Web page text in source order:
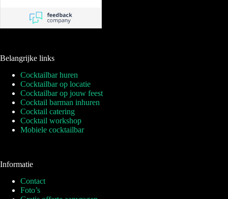
Belangrijke links
Cocktailbar huren
Cocktailbar op locatie
Cocktailbar op jouw feest
Cocktail barman inhuren
Cocktail catering
Cocktail workshop
Mobiele cocktailbar
Informatie
Contact
Foto’s